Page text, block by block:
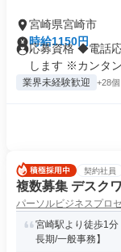
宮崎県宮崎市
時給1150円
応募資格 ◆電話
します ※カンタ
業界未経験歓迎 +28個
契約社員
複数募集 デスク
パーソルビジネスプロ
宮崎駅より徒歩1
長期/一般事務】